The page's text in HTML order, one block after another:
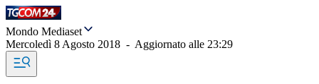
Mondo Mediaset
Mercoledì 8 Agosto 2018 - Aggiornato alle 23:29